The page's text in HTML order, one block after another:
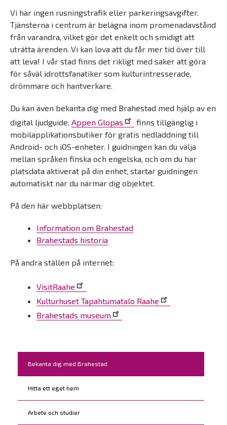
Kohderyhmät
Bekanta dig med Brahestad
Hitta ett eget hem
Arbete och studier
Vi har ingen rusningstrafik eller parkeringsavgifter.
Tjänsterna i centrum är belägna inom promenadavstånd
från varandra, vilket gör det enkelt och smidigt att
uträtta ärenden. Vi kan lova att du får mer tid över till
att leva! I vår stad finns det rikligt med saker att göra
för såväl idrottsfanatiker som kulturintresserade,
drömmare och hantverkare.
Du kan även bekanta dig med Brahestad med hjälp av en
digital ljudguide. Appen Glopas
finns tillgänglig i
mobilapplikationsbutiker för gratis nedladdning till
Android- och iOS-enheter. I guidningen kan du välja
mellan språken finska och engelska, och om du har
platsdata aktiverat på din enhet, startar guidningen
automatiskt när du närmar dig objektet.
På den här webbplatsen:
Information om Brahestad
Brahestads historia
På andra ställen på internet:
VisitRaahe
Kulturhuset Tapahtumatalo Raahe
Brahestads museum